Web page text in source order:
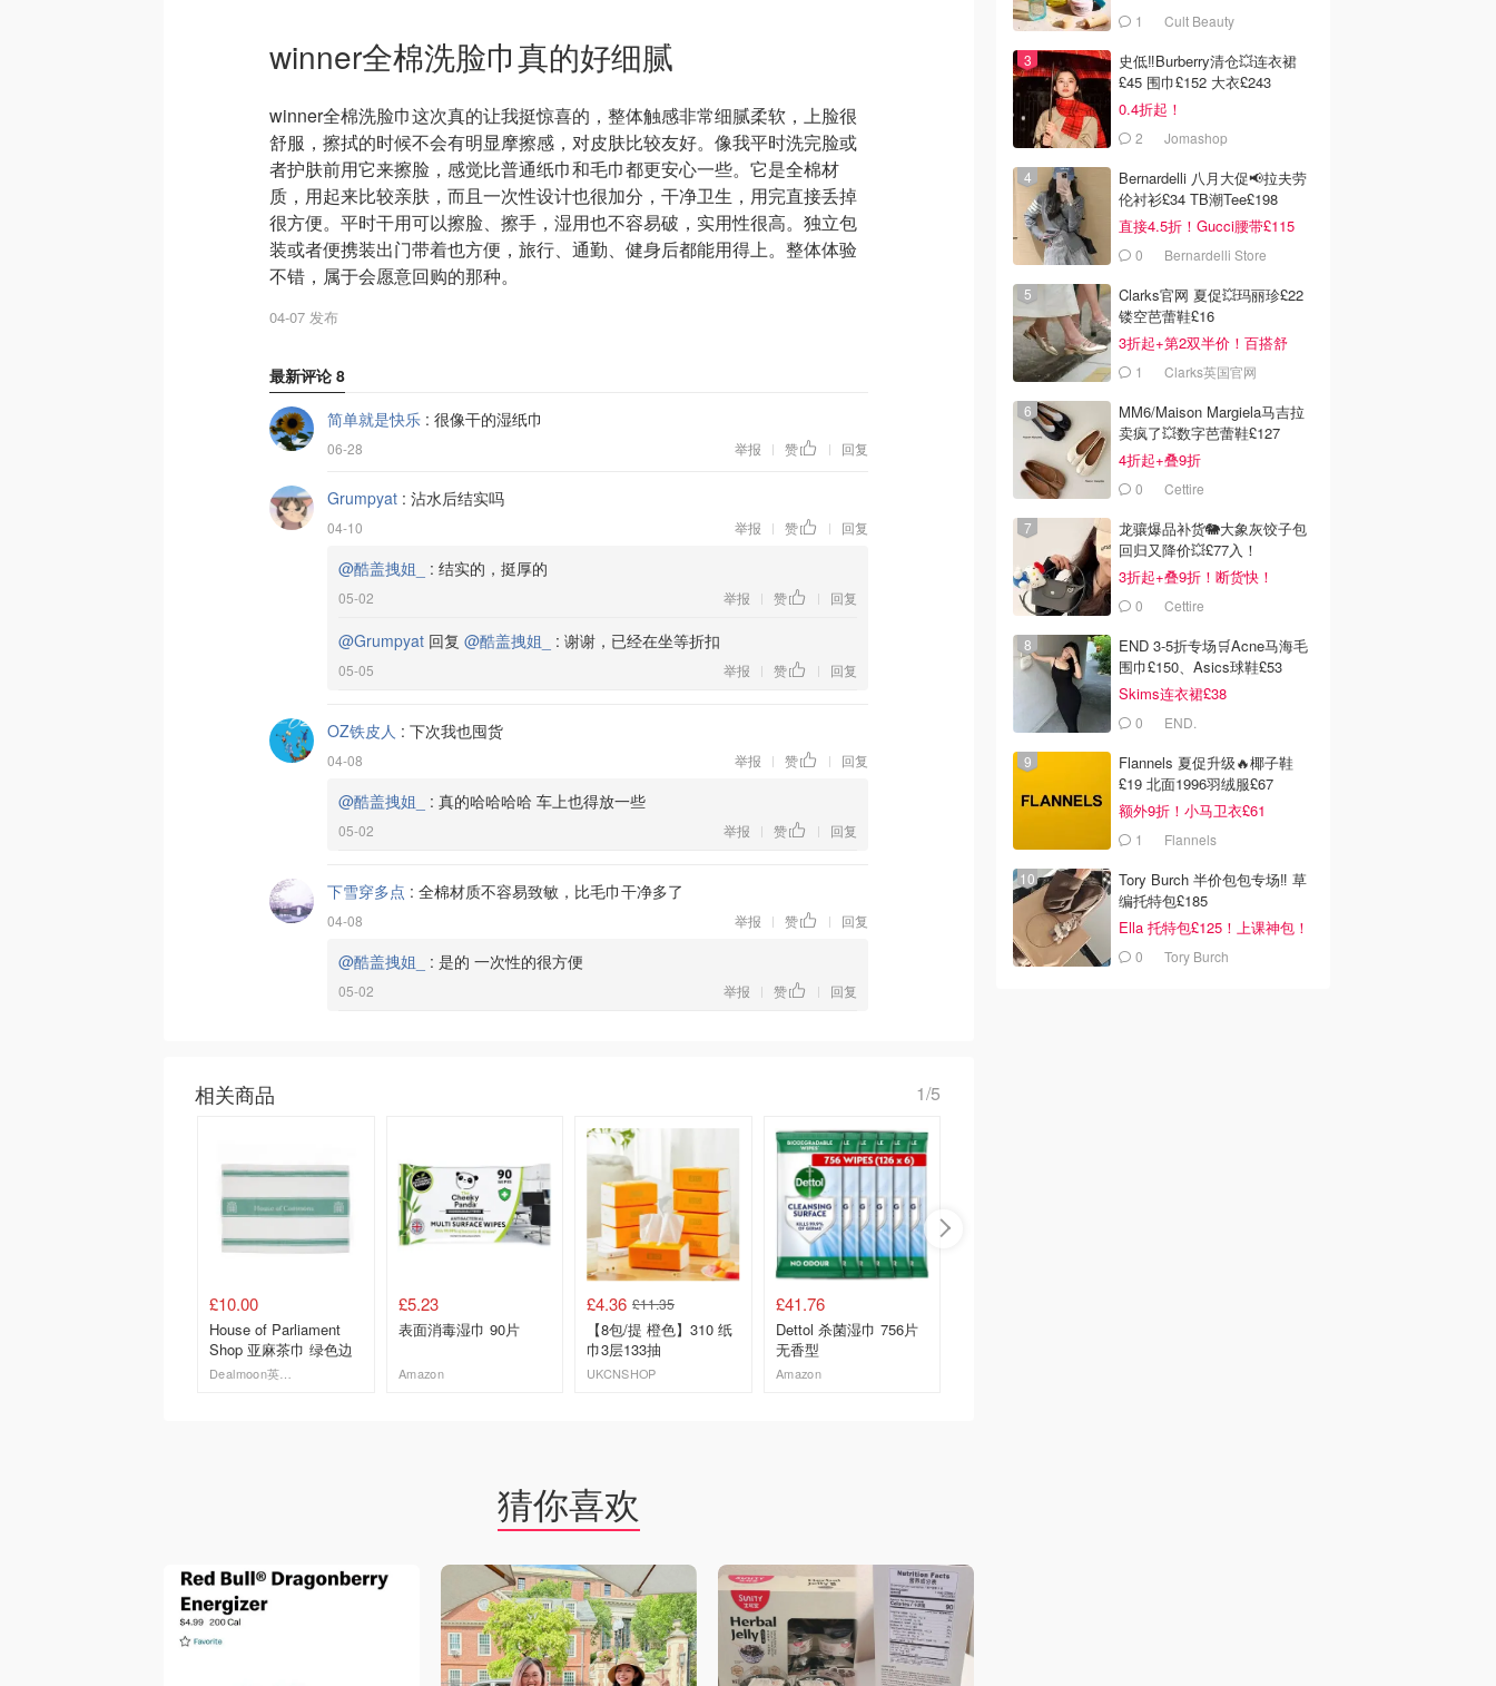
winner全棉洗脸巾真的好细腻
winner全棉洗脸巾这次真的让我挺惊喜的，整体触感非常细腻柔软，上脸很
舒服，擦拭的时候不会有明显摩擦感，对皮肤比较友好。像我平时洗完脸或
者护肤前用它来擦脸，感觉比普通纸巾和毛巾都更安心一些。它是全棉材
质，用起来比较亲肤，而且一次性设计也很加分，干净卫生，用完直接丢掉
很方便。平时干用可以擦脸、擦手，湿用也不容易破，实用性很高。独立包
装或者便携装出门带着也方便，旅行、通勤、健身后都能用得上。整体体验
不错，属于会愿意回购的那种。
04-07 发布
最新评论 8
简单就是快乐 : 很像干的湿纸巾
06-28 举报 | 赞 | 回复
Grumpyat : 沾水后结实吗
04-10 举报 | 赞 | 回复
@酷盖拽姐_ : 结实的，挺厚的
05-02 举报 | 赞 | 回复
@Grumpyat 回复 @酷盖拽姐_ : 谢谢，已经在坐等折扣
05-05 举报 | 赞 | 回复
OZ铁皮人 : 下次我也囤货
04-08 举报 | 赞 | 回复
@酷盖拽姐_ : 真的哈哈哈哈 车上也得放一些
05-02 举报 | 赞 | 回复
下雪穿多点 : 全棉材质不容易致敏，比毛巾干净多了
04-08 举报 | 赞 | 回复
@酷盖拽姐_ : 是的 一次性的很方便
05-02 举报 | 赞 | 回复
相关商品 1/5
£10.00
House of Parliament
Shop 亚麻茶巾 绿色边
£5.23
表面消毒湿巾 90片
Amazon
£4.36 £11.35
【8包/提 橙色】310 纸
巾3层133抽
UKCNSHOP
£41.76
Dettol 杀菌湿巾 756片
无香型
Amazon
猜你喜欢
拿 1 Cult Beauty
史低‼️Burberry清仓💥连衣裙
£45 围巾£152 大衣£243
0.4折起！
2 Jomashop
Bernardelli 八月大促📢拉夫劳
伦衬衫£34 TB潮Tee£198
直接4.5折！Gucci腰带£115
0 Bernardelli Store
Clarks官网 夏促💥玛丽珍£22
镂空芭蕾鞋£16
3折起+第2双半价！百搭舒
服！1 Clarks英国官网
MM6/Maison Margiela马吉拉
卖疯了💥数字芭蕾鞋£127
4折起+叠9折
0 Cettire
龙骧爆品补货🐘大象灰饺子包
回归又降价💥£77入！
3折起+叠9折！断货快！
0 Cettire
END 3-5折专场🛒Acne马海毛
围巾£150、Asics球鞋£53
Skims连衣裙£38
0 END.
Flannels 夏促升级🔥椰子鞋
£19 北面1996羽绒服£67
额外9折！小马卫衣£61
1 Flannels
Tory Burch 半价包包专场‼️ 草
编托特包£185
Ella 托特包£125！上课神包！
0 Tory Burch